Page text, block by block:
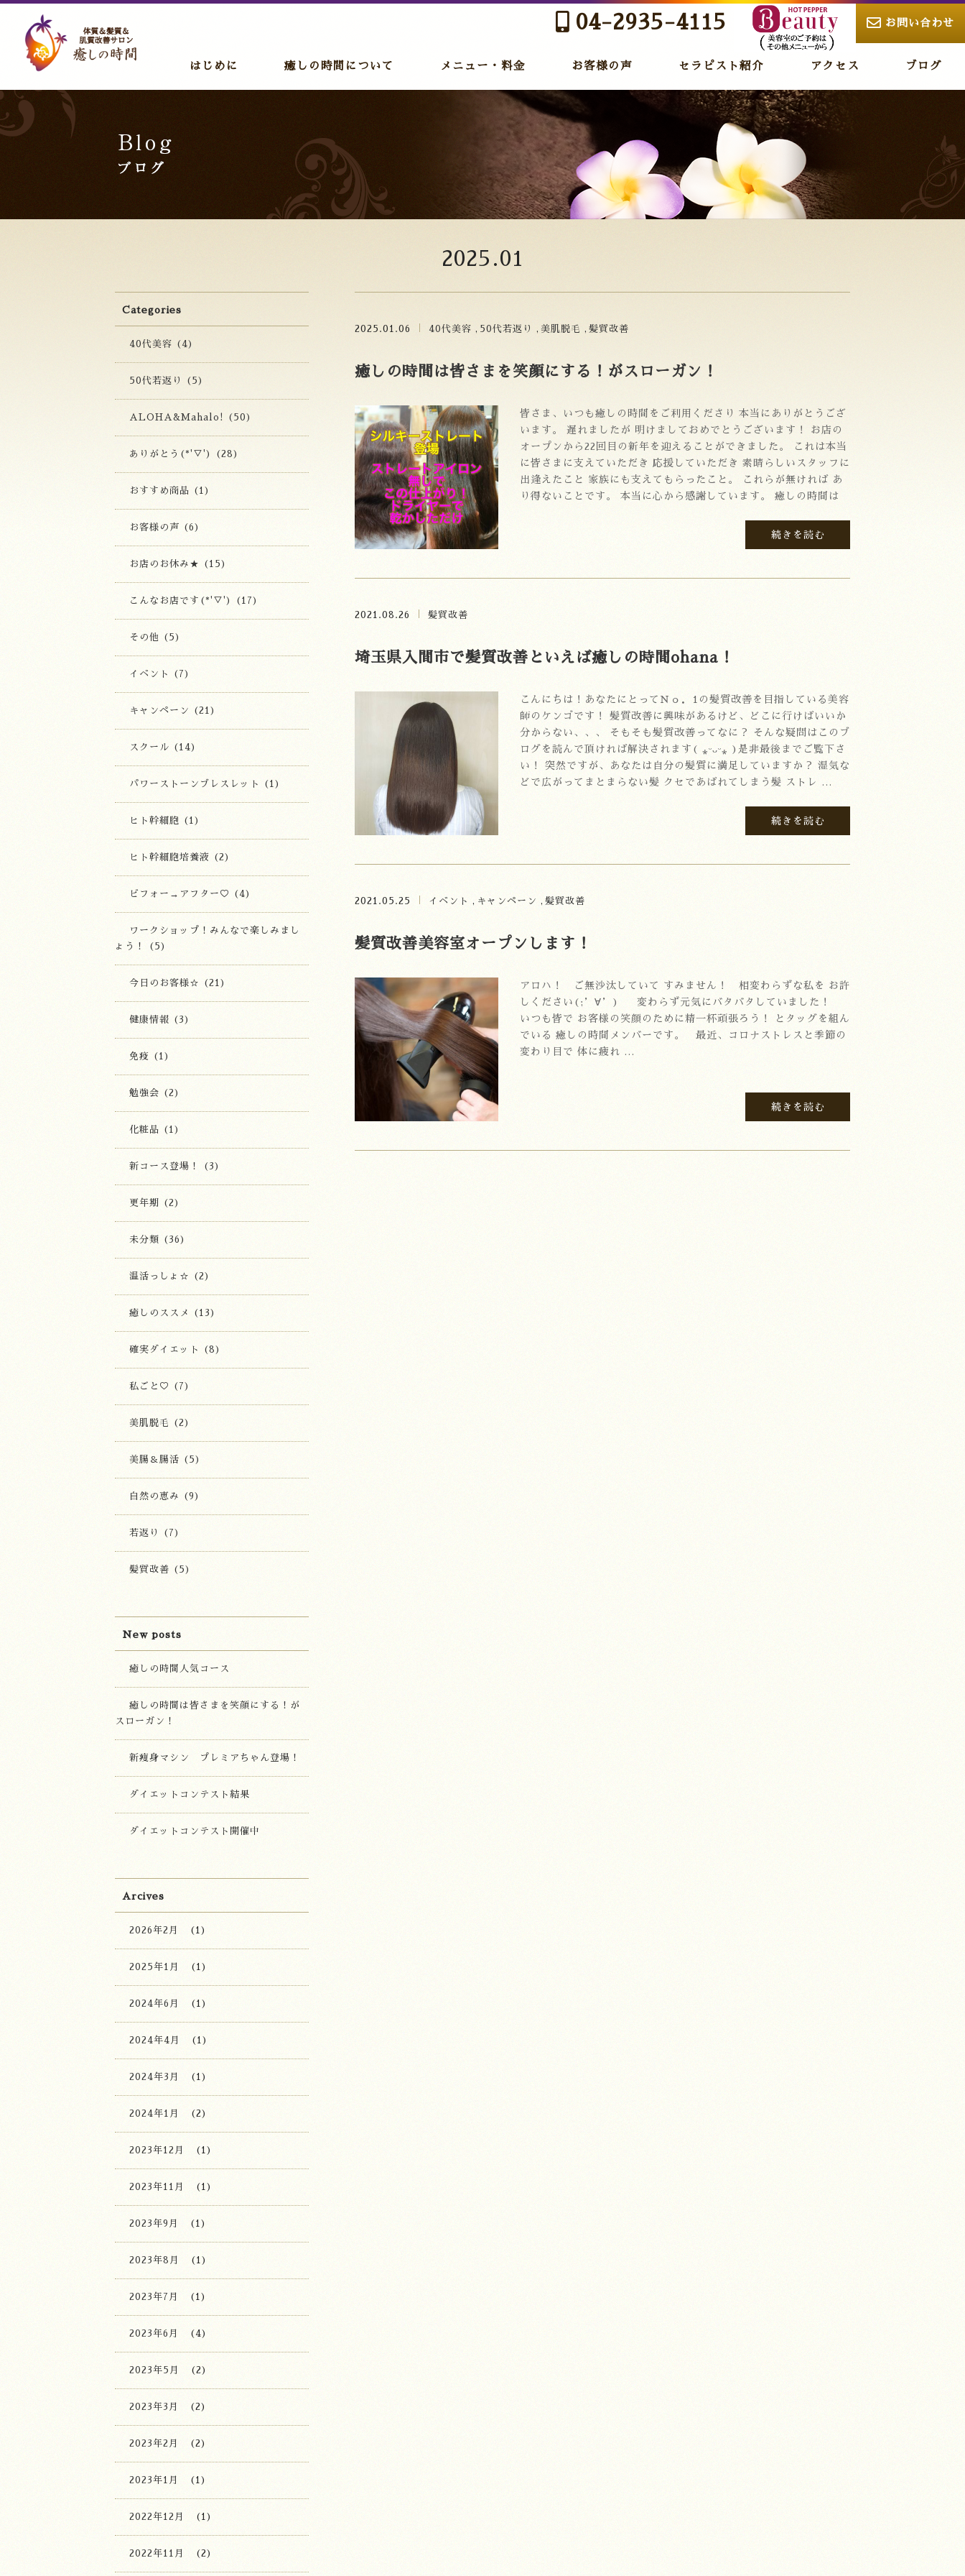
はじめに 癒しの時間について メニュー・料金 お客様の声 セラピスト紹介 アクセス ブログ
04-2935-4115 お問い合わせ
2025.01
2025.01.06 40代美容 50代若返り 美肌脱毛 髪質改善
癒しの時間は皆さまを笑顔にする！がスローガン！
皆さま、いつも癒しの時間をご利用くださり 本当にありがとうござ
います。 遅れましたが 明けましておめでとうございます！ お店の
オープンから22回目の新年を迎えることができました。 これは本当
に皆さまに支えていただき 応援していただき 素晴らしいスタッフに
出逢えたこと 家族にも支えてもらったこと。 これらが無ければ あ
り得ないことです。 本当に心から感謝しています。 癒しの時間は
続きを読む
2021.08.26 髪質改善
埼玉県入間市で髪質改善といえば癒しの時間ohana！
こんにちは！あなたにとってＮｏ．1の髪質改善を目指している美容
師のケンゴです！ 髪質改善に興味があるけど、どこに行けばいいか
分からない、、、 そもそも髪質改善ってなに？ そんな疑問はこのブ
ログを読んで頂ければ解決されます( ⁎ᵕᴗᵕ⁎ )是非最後までご覧下さ
い！ 突然ですが、あなたは自分の髪質に満足していますか？ 湿気な
どで広がってまとまらない髪 クセであばれてしまう髪 ストレ …
続きを読む
2021.05.25 イベント キャンペーン 髪質改善
髪質改善美容室オープンします！
アロハ！ ご無沙汰していて すみません！ 相変わらずな私を お許
しください(;’∀’) 変わらず元気にバタバタしていました！
いつも皆で お客様の笑顔のために精一杯頑張ろう！ とタッグを組ん
でいる 癒しの時間メンバーです。 最近、コロナストレスと季節の
変わり目で 体に疲れ …
続きを読む
Categories
40代美容 (4)
50代若返り (5)
ALOHA&Mahalo! (50)
ありがとう(*'▽') (28)
おすすめ商品 (1)
お客様の声 (6)
お店のお休み★ (15)
こんなお店です(*'▽') (17)
その他 (5)
イベント (7)
キャンペーン (21)
スクール (14)
パワーストーンブレスレット (1)
ヒト幹細胞 (1)
ヒト幹細胞培養液 (2)
ビフォー→アフター♡ (4)
ワークショップ！みんなで楽しみまし
ょう！ (5)
今日のお客様☆ (21)
健康情報 (3)
免疫 (1)
勉強会 (2)
化粧品 (1)
新コース登場！ (3)
更年期 (2)
未分類 (36)
温活っしょ☆ (2)
癒しのススメ (13)
確実ダイエット (8)
私ごと♡ (7)
美肌脱毛 (2)
美腸＆腸活 (5)
自然の恵み (9)
若返り (7)
髪質改善 (5)
New posts
癒しの時間人気コース
癒しの時間は皆さまを笑顔にする！が
スローガン！
新痩身マシン プレミアちゃん登場！
ダイエットコンテスト結果
ダイエットコンテスト開催中
Arcives
2026年2月 (1)
2025年1月 (1)
2024年6月 (1)
2024年4月 (1)
2024年3月 (1)
2024年1月 (2)
2023年12月 (1)
2023年11月 (1)
2023年9月 (1)
2023年8月 (1)
2023年7月 (1)
2023年6月 (4)
2023年5月 (2)
2023年3月 (2)
2023年2月 (2)
2023年1月 (1)
2022年12月 (1)
2022年11月 (2)